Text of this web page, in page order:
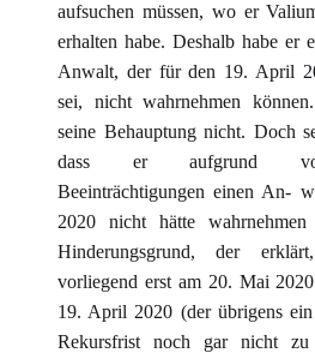
aufsuchen müssen, wo er
erhalten habe. Deshalb habe er
Anwalt, der für den 19. April
sei, nicht wahrnehmen
seine Behauptung nicht. Doch
dass er aufgrund von
Beeinträchtigungen einen An-
2020 nicht hätte
Hinderungsgrund, der
vorliegend erst am 20. Mai
19. April 2020 (der übrigens
Rekursfrist noch gar nicht zu